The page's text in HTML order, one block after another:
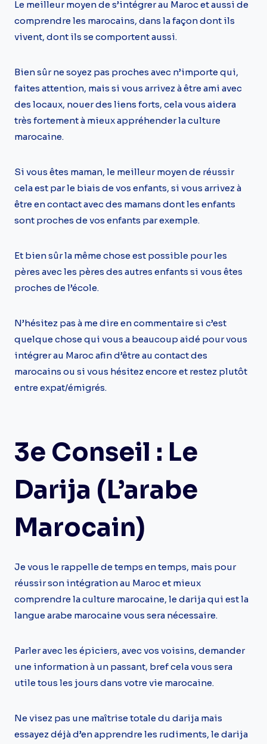
Le meilleur moyen de s’intégrer au Maroc et aussi de
comprendre les marocains, dans la façon dont ils
vivent, dont ils se comportent aussi.
Bien sûr ne soyez pas proches avec n’importe qui,
faites attention, mais si vous arrivez à être ami avec
des locaux, nouer des liens forts, cela vous aidera
très fortement à mieux appréhender la culture
marocaine.
Si vous êtes maman, le meilleur moyen de réussir
cela est par le biais de vos enfants, si vous arrivez à
être en contact avec des mamans dont les enfants
sont proches de vos enfants par exemple.
Et bien sûr la même chose est possible pour les
pères avec les pères des autres enfants si vous êtes
proches de l’école.
N’hésitez pas à me dire en commentaire si c’est
quelque chose qui vous a beaucoup aidé pour vous
intégrer au Maroc afin d’être au contact des
marocains ou si vous hésitez encore et restez plutôt
entre expat/émigrés.
3e Conseil : Le
Darija (l’arabe
Marocain)
Je vous le rappelle de temps en temps, mais pour
réussir son intégration au Maroc et mieux
comprendre la culture marocaine, le darija qui est la
langue arabe marocaine vous sera nécessaire.
Parler avec les épiciers, avec vos voisins, demander
une information à un passant, bref cela vous sera
utile tous les jours dans votre vie marocaine.
Ne visez pas une maîtrise totale du darija mais
essayez déjà d’en apprendre les rudiments, le darija